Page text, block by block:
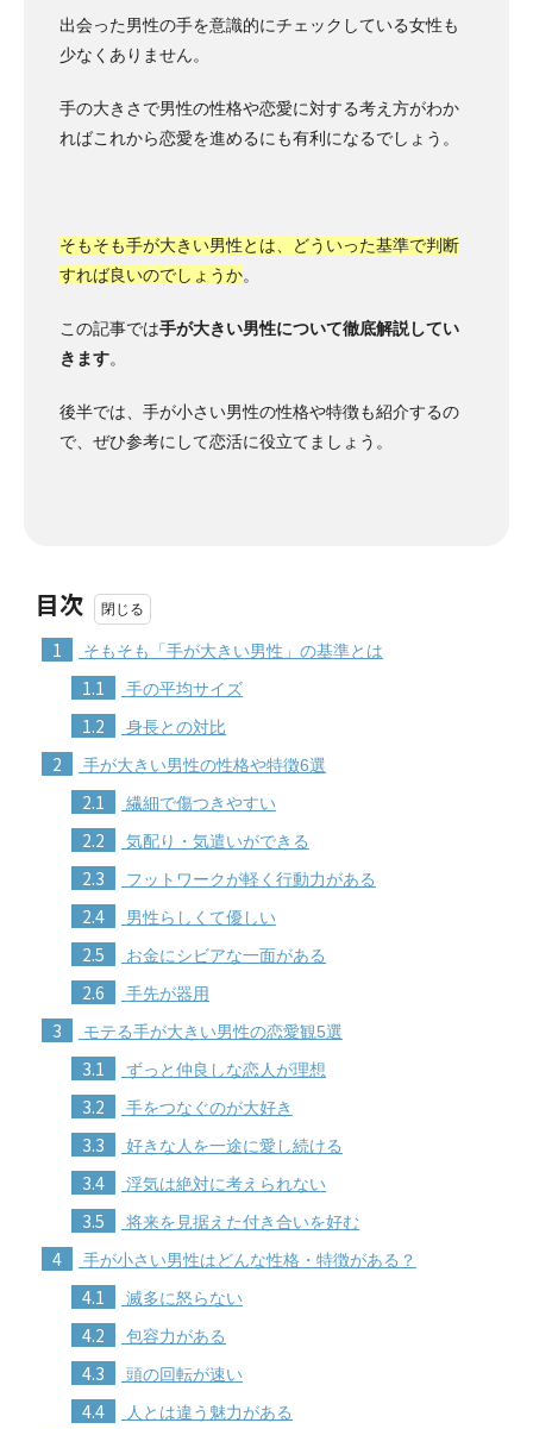
出会った男性の手を意識的にチェックしている女性も
少なくありません。
手の大きさで男性の性格や恋愛に対する考え方がわか
ればこれから恋愛を進めるにも有利になるでしょう。
そもそも手が大きい男性とは、どういった基準で判断
すれば良いのでしょうか。
この記事では手が大きい男性について徹底解説してい
きます。
後半では、手が小さい男性の性格や特徴も紹介するの
で、ぜひ参考にして恋活に役立てましょう。
目次
1 そもそも「手が大きい男性」の基準とは
1.1 手の平均サイズ
1.2 身長との対比
2 手が大きい男性の性格や特徴6選
2.1 繊細で傷つきやすい
2.2 気配り・気遣いができる
2.3 フットワークが軽く行動力がある
2.4 男性らしくて優しい
2.5 お金にシビアな一面がある
2.6 手先が器用
3 モテる手が大きい男性の恋愛観5選
3.1 ずっと仲良しな恋人が理想
3.2 手をつなぐのが大好き
3.3 好きな人を一途に愛し続ける
3.4 浮気は絶対に考えられない
3.5 将来を見据えた付き合いを好む
4 手が小さい男性はどんな性格・特徴がある？
4.1 滅多に怒らない
4.2 包容力がある
4.3 頭の回転が速い
4.4 人とは違う魅力がある